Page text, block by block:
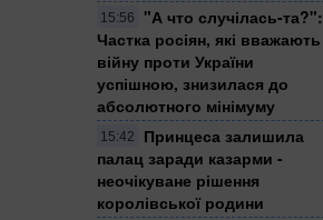
15:56
"А что случілась-та?":
Частка росіян, які вважають
війну проти України
успішною, знизилася до
абсолютного мінімуму
15:42
Принцеса залишила
палац заради казарми -
неочікуване рішення
королівської родини